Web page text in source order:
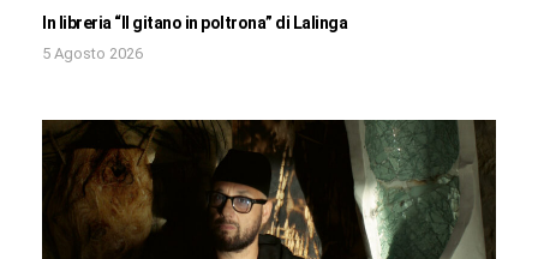
In libreria “Il gitano in poltrona” di Lalinga
5 Agosto 2026